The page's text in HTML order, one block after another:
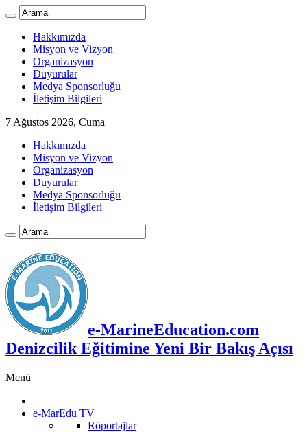
Hakkımızda
Misyon ve Vizyon
Organizasyon
Duyurular
Medya Sponsorluğu
İletişim Bilgileri
7 Ağustos 2026, Cuma
Hakkımızda
Misyon ve Vizyon
Organizasyon
Duyurular
Medya Sponsorluğu
İletişim Bilgileri
e-MarineEducation.com
Denizcilik Eğitimine Yeni Bir Bakış Açısı
Menü
e-MarEdu TV
Röportajlar